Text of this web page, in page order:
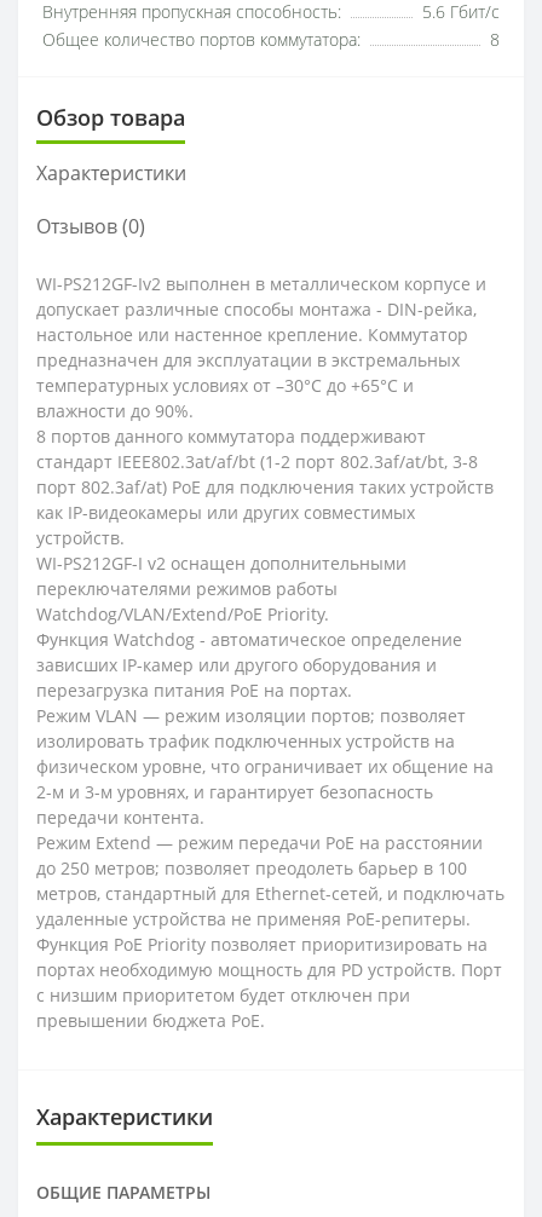
Внутренняя пропускная способность:
5.6 Гбит/с
Общее количество портов коммутатора:
8
Обзор товара
Характеристики
Отзывов (0)
WI-PS212GF-Iv2 выполнен в металлическом корпусе и
допускает различные способы монтажа - DIN-рейка,
настольное или настенное крепление. Коммутатор
предназначен для эксплуатации в экстремальных
температурных условиях от –30°C до +65°C и
влажности до 90%.
8 портов данного коммутатора поддерживают
стандарт IEEE802.3at/af/bt (1-2 порт 802.3af/at/bt, 3-8
порт 802.3af/at) PoE для подключения таких устройств
как IP-видеокамеры или других совместимых
устройств.
WI-PS212GF-I v2 оснащен дополнительными
переключателями режимов работы
Watchdog/VLAN/Extend/PoE Priority.
Функция Watchdog - автоматическое определение
зависших IP-камер или другого оборудования и
перезагрузка питания PoE на портах.
Режим VLAN — режим изоляции портов; позволяет
изолировать трафик подключенных устройств на
физическом уровне, что ограничивает их общение на
2-м и 3-м уровнях, и гарантирует безопасность
передачи контента.
Режим Extend — режим передачи PoE на расстоянии
до 250 метров; позволяет преодолеть барьер в 100
метров, стандартный для Ethernet-сетей, и подключать
удаленные устройства не применяя PoE-репитеры.
Функция PoE Priority позволяет приоритизировать на
портах необходимую мощность для PD устройств. Порт
с низшим приоритетом будет отключен при
превышении бюджета PoE.
Характеристики
ОБЩИЕ ПАРАМЕТРЫ